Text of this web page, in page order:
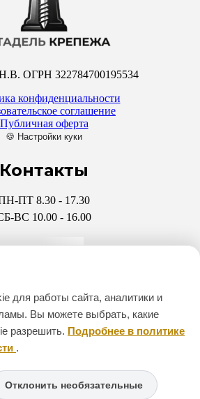
ОГРН 322784700195534
конфиденциальности
соглашение
Публичная оферта
🍪 Настройки куки
Контакты
ПТ 8.30 - 17.30
ВС 10.00 - 16.00
+7 931 970-47-32
KREP@YANDEX
для работы сайта, аналитики и
Вы можете выбрать, какие
разрешить. Подробнее в политике
.
Отклонить необязательные